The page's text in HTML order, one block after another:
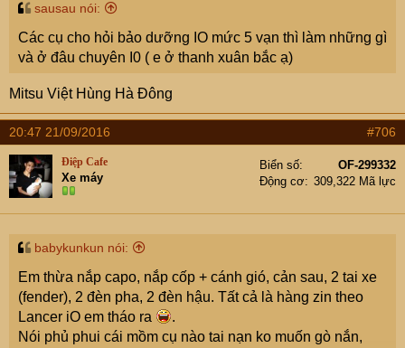
sausau nói:
Các cụ cho hỏi bảo dưỡng IO mức 5 vạn thì làm những gì
và ở đâu chuyên I0 ( e ở thanh xuân bắc ạ)
Mitsu Việt Hùng Hà Đông
20:47 21/09/2016 #706
Điệp Cafe
Xe máy
Biển số
OF-299332
Động cơ
309,322 Mã lực
babykunkun nói:
Em thừa nắp capo, nắp cốp + cánh gió, cản sau, 2 tai xe
(fender), 2 đèn pha, 2 đèn hậu. Tất cả là hàng zin theo
Lancer iO em tháo ra
.
Nói phủ phui cái mồm cụ nào tai nạn ko muốn gò nắn,